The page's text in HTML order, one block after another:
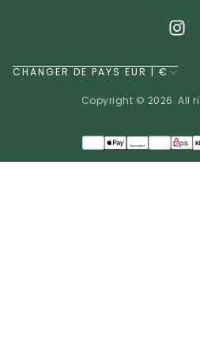
CHANGER DE PAYS EUR | €
Copyright © 2026. All
de